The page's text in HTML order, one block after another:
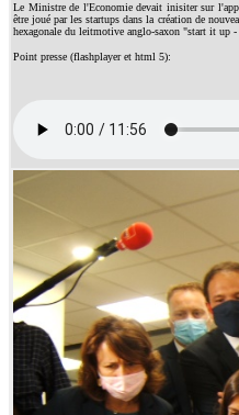
Le Ministre de l'Economie devait inisiter sur
être joué par les startups dans la création de
hexagonale du leitmotive anglo-saxon "start it
Point presse (flashplayer et html 5):